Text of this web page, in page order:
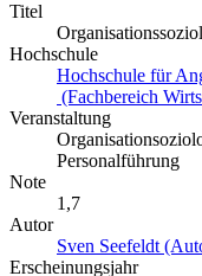
Titel
Hochschule
Hochschule für
(Fachbereich
Veranstaltung
Personalführung
Note
1,7
Autor
Sven Seefeldt
Erscheinungsjahr